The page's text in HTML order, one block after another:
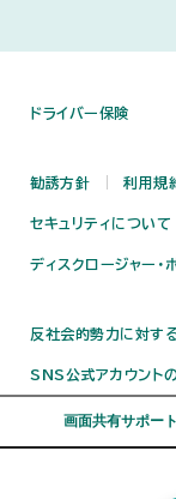
ドライバー保険
勧誘方針 利用規
セキュリティについて
ディスクロージャー・
反社会的勢力に対す
SNS公式アカウント